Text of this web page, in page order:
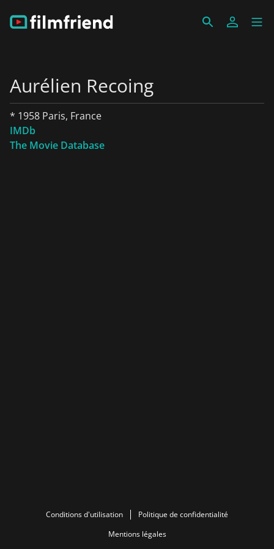
Aurélien Recoing
* 1958 Paris, France
IMDb
The Movie Database
Conditions d'utilisation
Politique de confidentialité
Mentions légales